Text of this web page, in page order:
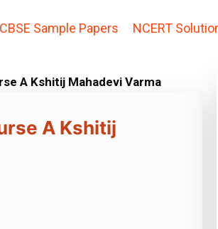
CBSE Sample Papers NCERT
A Kshitij Mahadevi Varma
A Kshitij